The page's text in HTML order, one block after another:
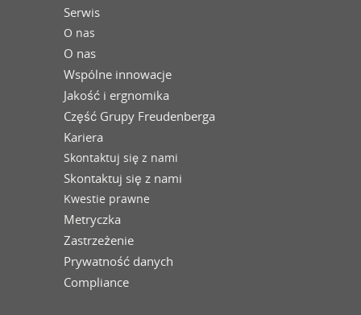
Serwis
O nas
O nas
Wspólne innowacje
Jakość i ergnomika
Część Grupy Freudenberga
Kariera
Skontaktuj się z nami
Skontaktuj się z nami
Kwestie prawne
Metryczka
Zastrzeżenie
Prywatność danych
Compliance